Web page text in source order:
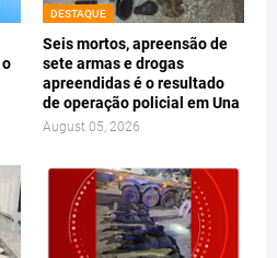
DESTAQUE
Seis mortos, apreensão de
sete armas e drogas
apreendidas é o resultado
de operação policial em Una
August 05, 2026